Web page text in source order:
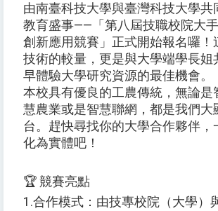
由南臺科技大學與臺灣科技大學共
教育盛事——「第八屆技職校院大
創新應用競賽」正式開始報名囉！
技術的較量，更是與大學端學長姐
早體驗大學研究資源的最佳機會。
本校具有優良的工農傳統，無論是
慧農業或是智慧聯網，都是我們大
台。趕快尋找你的大學合作夥伴，
化為實體吧！
🏆 競賽亮點
1.合作模式：由技專校院（大學）